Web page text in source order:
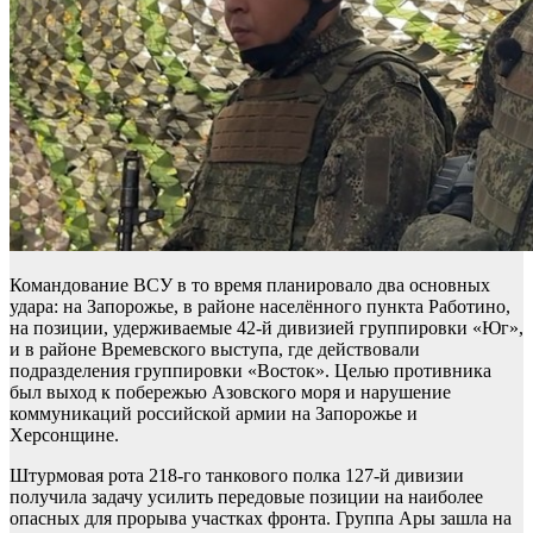
Командование ВСУ в то время планировало два основных
удара: на Запорожье, в районе населённого пункта Работино,
на позиции, удерживаемые 42-й дивизией группировки «Юг»,
и в районе Времевского выступа, где действовали
подразделения группировки «Восток». Целью противника
был выход к побережью Азовского моря и нарушение
коммуникаций российской армии на Запорожье и
Херсонщине.
Штурмовая рота 218-го танкового полка 127-й дивизии
получила задачу усилить передовые позиции на наиболее
опасных для прорыва участках фронта. Группа Ары зашла на